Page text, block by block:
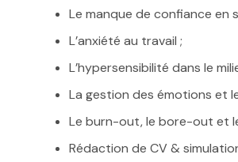
Le manque de confiance en
L’anxiété au travail ;
L’hypersensibilité dans le
La gestion des émotions et
Le burn-out, le bore-out et
Rédaction de CV &